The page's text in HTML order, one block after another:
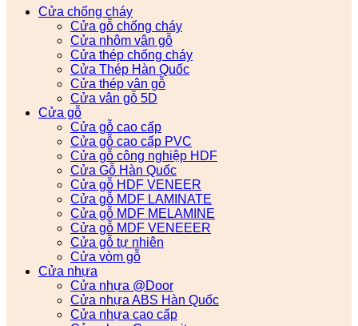
Cửa chống cháy
Cửa gỗ chống cháy
Cửa nhôm vân gỗ
Cửa thép chống cháy
Cửa Thép Hàn Quốc
Cửa thép vân gỗ
Cửa vân gỗ 5D
Cửa gỗ
Cửa gỗ cao cấp
Cửa gỗ cao cấp PVC
Cửa gỗ công nghiệp HDF
Cửa Gỗ Hàn Quốc
Cửa gỗ HDF VENEER
Cửa gỗ MDF LAMINATE
Cửa gỗ MDF MELAMINE
Cửa gỗ MDF VENEEER
Cửa gỗ tự nhiên
Cửa vòm gỗ
Cửa nhựa
Cửa nhựa @Door
Cửa nhựa ABS Hàn Quốc
Cửa nhựa cao cấp